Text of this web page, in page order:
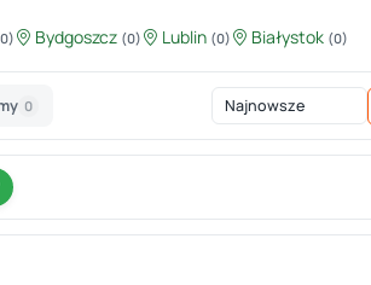
Bydgoszcz (0) Lublin (0) Białystok (0)
0